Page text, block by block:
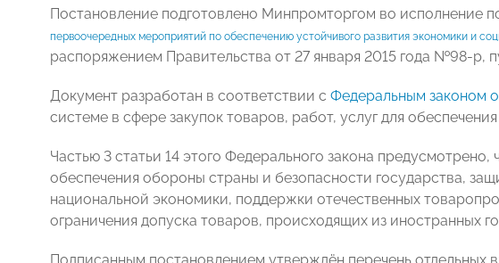
Постановление подготовлено Минпромторгом во исполнение
первоочередных мероприятий по обеспечению устойчивого развития экономики и
распоряжением Правительства от 27 января 2015 года №98-р,
Документ разработан в соответствии с Федеральным законом
системе в сфере закупок товаров, работ, услуг для
Частью 3 статьи 14 этого Федерального закона
обеспечения обороны страны и безопасности государства,
национальной экономики, поддержки отечественных
ограничения допуска товаров, происходящих из иностранных